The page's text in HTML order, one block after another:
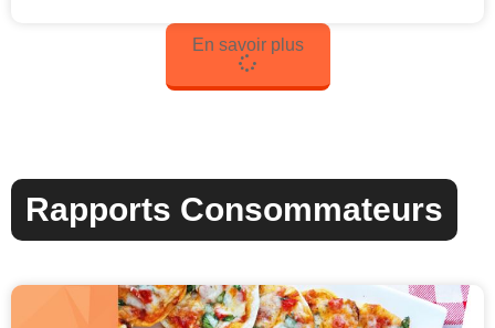
En savoir plus
Rapports Consommateurs